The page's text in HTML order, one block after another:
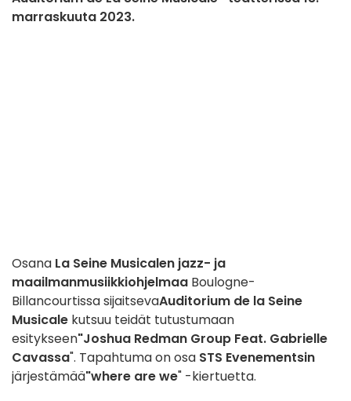
marraskuuta 2023.
Osana La Seine Musicalen jazz- ja
maailmanmusiikkiohjelmaa Boulogne-
Billancourtissa sijaitsevaAuditorium de la Seine
Musicale kutsuu teidät tutustumaan
esitykseen"Joshua Redman Group Feat. Gabrielle
Cavassa". Tapahtuma on osa STS Evenementsin
järjestämää"where are we" -kiertuetta.